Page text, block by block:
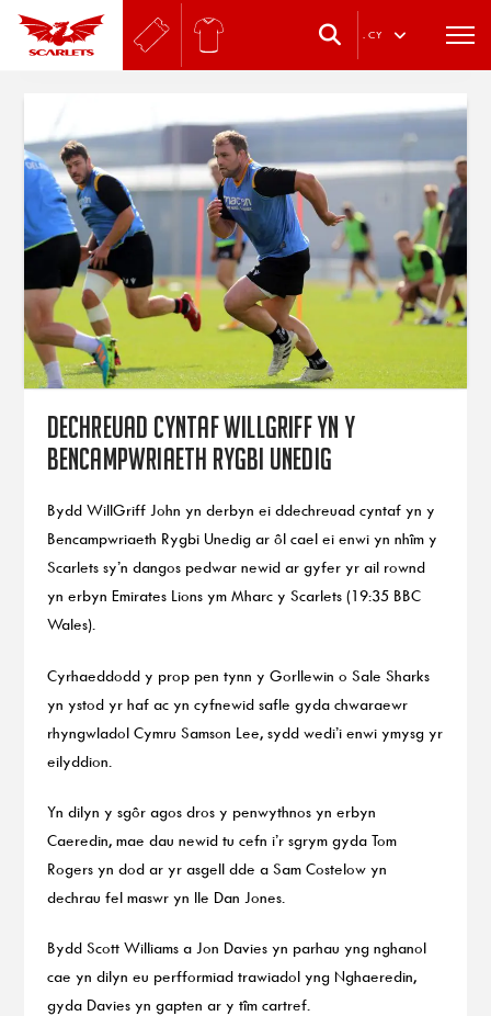
. CY
Dechreuad cyntaf WillGriff yn y
Bencampwriaeth Rygbi Unedig
Bydd WillGriff John yn derbyn ei ddechreuad cyntaf yn y
Bencampwriaeth Rygbi Unedig ar ôl cael ei enwi yn nhîm y
Scarlets sy’n dangos pedwar newid ar gyfer yr ail rownd
yn erbyn Emirates Lions ym Mharc y Scarlets (19:35 BBC
Wales).
Cyrhaeddodd y prop pen tynn y Gorllewin o Sale Sharks
yn ystod yr haf ac yn cyfnewid safle gyda chwaraewr
rhyngwladol Cymru Samson Lee, sydd wedi’i enwi ymysg yr
eilyddion.
Yn dilyn y sgôr agos dros y penwythnos yn erbyn
Caeredin, mae dau newid tu cefn i’r sgrym gyda Tom
Rogers yn dod ar yr asgell dde a Sam Costelow yn
dechrau fel maswr yn lle Dan Jones.
Bydd Scott Williams a Jon Davies yn parhau yng nghanol
cae yn dilyn eu perfformiad trawiadol yng Nghaeredin,
gyda Davies yn gapten ar y tîm cartref.